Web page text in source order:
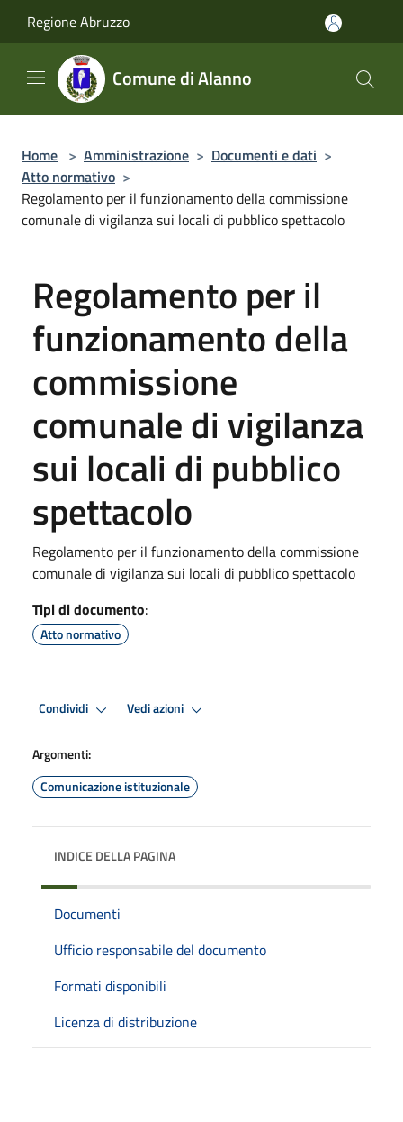
Regione Abruzzo
Comune di Alanno
Home > Amministrazione > Documenti e dati >
Atto normativo >
Regolamento per il funzionamento della commissione
comunale di vigilanza sui locali di pubblico spettacolo
Regolamento per il
funzionamento della
commissione
comunale di vigilanza
sui locali di pubblico
spettacolo
Regolamento per il funzionamento della commissione
comunale di vigilanza sui locali di pubblico spettacolo
Tipi di documento:
Atto normativo
Condividi Vedi azioni
Argomenti:
Comunicazione istituzionale
INDICE DELLA PAGINA
Documenti
Ufficio responsabile del documento
Formati disponibili
Licenza di distribuzione